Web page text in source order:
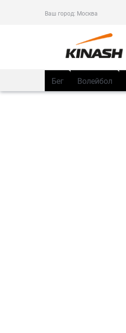
Ваш город: Москва
Бег Волейбол